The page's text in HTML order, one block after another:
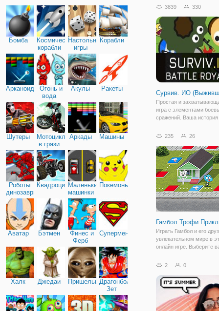
Бомба
Космические
корабли
Настольные
игры
Корабли
Арканоид
Огонь и
вода
Акулы Ракеты
Шутеры
Мотоциклы
в грязи
Аркады Машины
Роботы
динозавры
КвадроциклыМаленькие
машинки
Покемоны
Аватар Бэтмен
Финес и
Ферб
Супермен
Халк Джедаи ПришельцыДрагонболл
Зет
навыки оказания
"Мерида у
храбрая принцесса
3839 330
Сурвив. ИО
Простая и
игра с элементами
сражений. Ваша история
персонажа в запасе нет
опережая соперников,
добывать полезные
235 26
Гамбол Трофи
Играть Гамбол и его
увлекательном мире в
онлайн игре. Выберите
от Cartoon Network и
интересных мини-игр и
трофей вызов.
2 0